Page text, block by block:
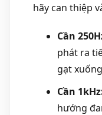
hãy can thiệp
Cần
phát ra
gạt
Cần
hướng